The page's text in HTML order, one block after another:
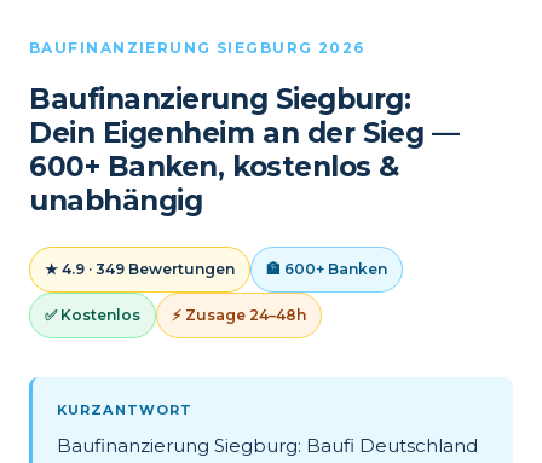
BAUFINANZIERUNG SIEGBURG 2026
Baufinanzierung Siegburg:
Dein Eigenheim an der Sieg —
600+ Banken, kostenlos &
unabhängig
★ 4.9 · 349 Bewertungen 🏦 600+ Banken
✅ Kostenlos ⚡ Zusage 24–48h
KURZANTWORT
Baufinanzierung Siegburg: Baufi Deutschland